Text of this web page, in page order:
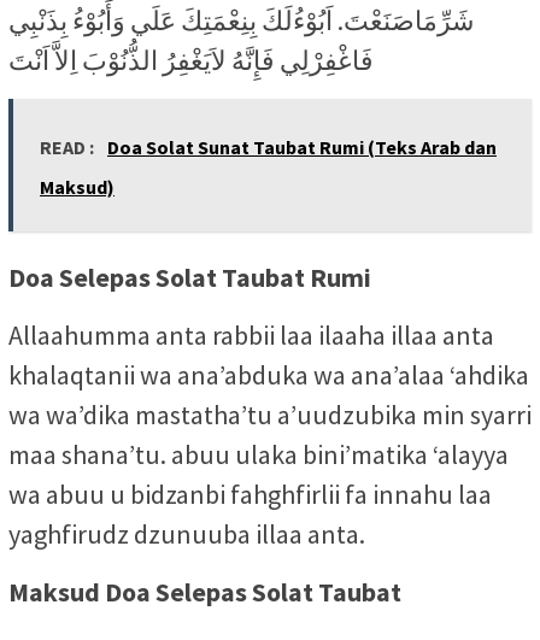
شَرِّمَاصَنَعْتَ. اَبُوْءُلَكَ بِنِعْمَتِكَ عَلَي وَأَبُوْءُ بِذَنْبِي
فَاغْفِرْلِي فَإِنَّهُ لاَيَغْفِرُ الذُّنُوْبَ اِلاَّ اَنْتَ
READ : Doa Solat Sunat Taubat Rumi (Teks Arab dan
Maksud)
Doa Selepas Solat Taubat Rumi
Allaahumma anta rabbii laa ilaaha illaa anta
khalaqtanii wa ana’abduka wa ana’alaa ‘ahdika
wa wa’dika mastatha’tu a’uudzubika min syarri
maa shana’tu. abuu ulaka bini’matika ‘alayya
wa abuu u bidzanbi fahghfirlii fa innahu laa
yaghfirudz dzunuuba illaa anta.
Maksud Doa Selepas Solat Taubat